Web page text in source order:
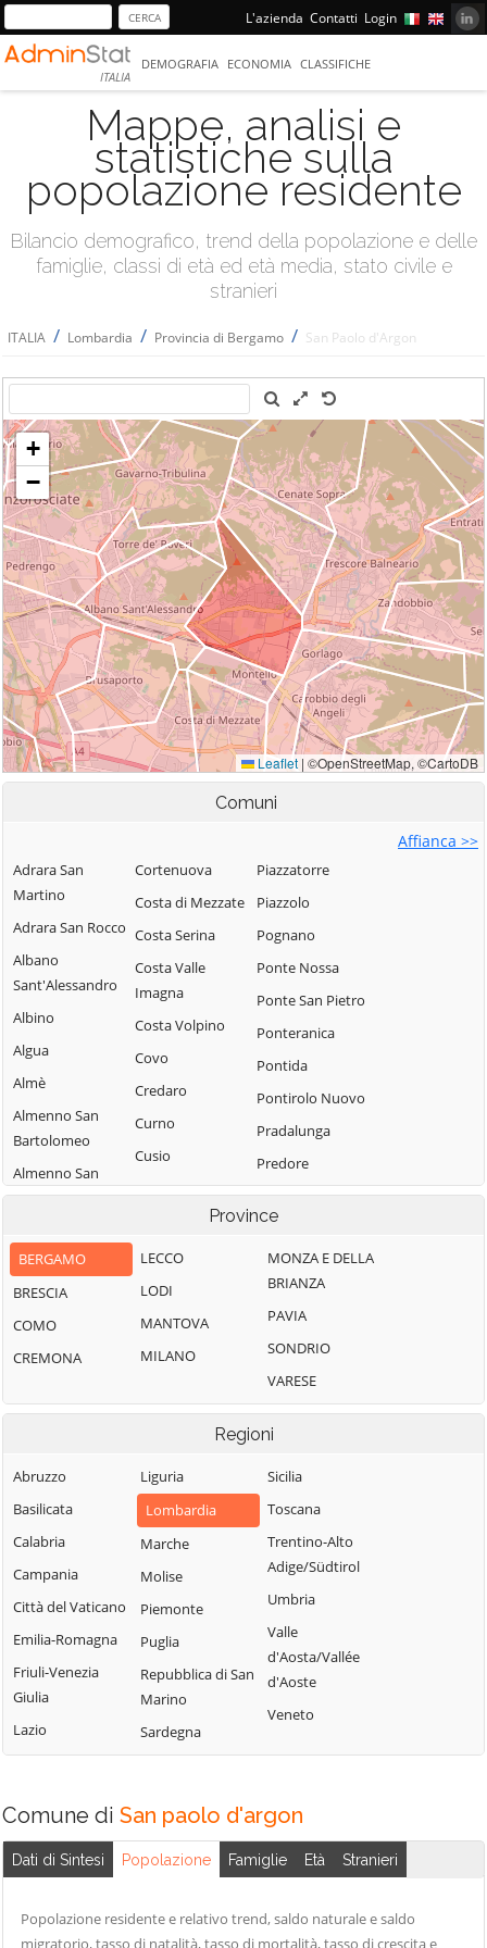
L'azienda Contatti Login
ITALIA
DEMOGRAFIA ECONOMIA CLASSIFICHE
Mappe, analisi e
statistiche sulla
popolazione residente
Bilancio demografico, trend della popolazione e delle
famiglie, classi di età ed età media, stato civile e
stranieri
ITALIA / Lombardia / Provincia di Bergamo / San Paolo d'Argon
Comuni
Affianca >>
Adrara San
Martino
Adrara San Rocco
Albano
Sant'Alessandro
Albino
Algua
Almè
Almenno San
Bartolomeo
Almenno San
Salvatore
Lombardo
Ambivere
Antegnate
Arcene
Arzago d'Adda
Aviatico
Azzano San
Paolo
Azzone
Bagnatica
Barbata
Bariano
Barzana
Bedulita
Bergamo
Bianzano
Bolgare
Cortenuova
Costa di Mezzate
Costa Serina
Costa Valle
Imagna
Costa Volpino
Covo
Credaro
Curno
Cusio
Dalmine
Endine Gaiano
Entratico
Fara Gera d'Adda
Fara Olivana con
Filago
Fino del Monte
Fiorano al Serio
Fontanella
Fonteno
Foppolo
Foresto Sparso
Fornovo San
Fuipiano Valle
Gandellino
Gandosso
Gaverina Terme
Ghisalba
Piazzatorre
Piazzolo
Pognano
Ponte Nossa
Ponte San Pietro
Ponteranica
Pontida
Pontirolo Nuovo
Pradalunga
Predore
Premolo
Presezzo
Pumenengo
Ranica
Ranzanico
Riva di Solto
Rogno
Romano di
Roncobello
Roncola
Rota d'Imagna
Rovetta
Bianco
Terme
Terme
Santa Brigida
Sarnico
Scanzorosciate
Schilpario
Province
BERGAMO
BRESCIA
COMO
CREMONA
LECCO
LODI
MANTOVA
MILANO
MONZA E DELLA
BRIANZA
PAVIA
SONDRIO
VARESE
Regioni
Abruzzo
Basilicata
Calabria
Campania
Città del Vaticano
Emilia-Romagna
Friuli-Venezia
Giulia
Lazio
Liguria
Lombardia
Marche
Molise
Piemonte
Puglia
Repubblica di San
Marino
Sardegna
Sicilia
Toscana
Trentino-Alto
Adige/Südtirol
Umbria
Valle
d'Aosta/Vallée
d'Aoste
Veneto
Comune di San paolo d'argon
Dati di Sintesi Popolazione Famiglie Età Stranieri
Popolazione residente e relativo trend, saldo naturale e saldo
migratorio, tasso di natalità, tasso di mortalità, tasso di crescita e